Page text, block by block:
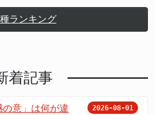
ランキング
着記事
の意」は何が違
2026-08-01